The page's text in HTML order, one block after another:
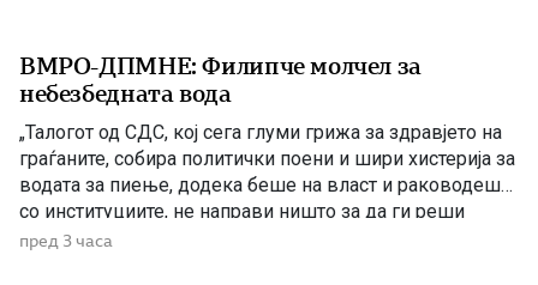
ВМРО-ДПМНЕ: Филипче молчел за
небезбедната вода
„Талогот од СДС, кој сега глуми грижа за здравјето на
граѓаните, собира политички поени и шири хистерија за
водата за пиење, додека беше на власт и раководеше
со институциите, не направи ништо за да ги реши
проблемите. Проблеми со квалитетот на водата за
пред 3 часа